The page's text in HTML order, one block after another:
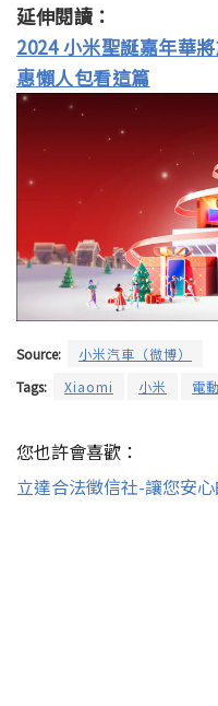
延伸閱讀：
2024 小米聖誕嘉年華
惠懶人包看這篇
Source:
小米汽車（微博）
Tags:
Xiaomi 小米 電
您也許會喜歡：
立達合法徵信社-讓您安